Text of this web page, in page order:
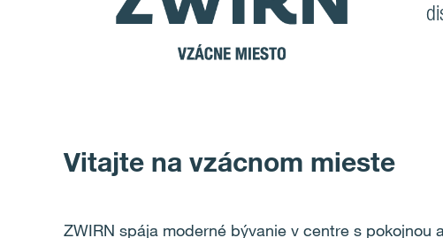
Vitajte na vzácnom mieste
ZWIRN spája moderné bývanie v centre s pokojnou